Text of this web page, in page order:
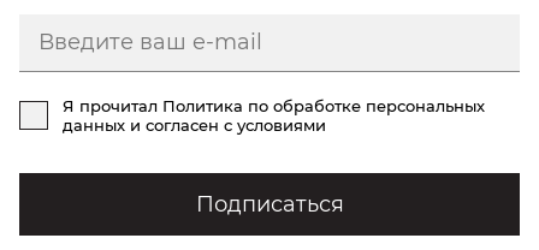
Я прочитал Политика по обработке персональных
данных и согласен с условиями
Подписаться